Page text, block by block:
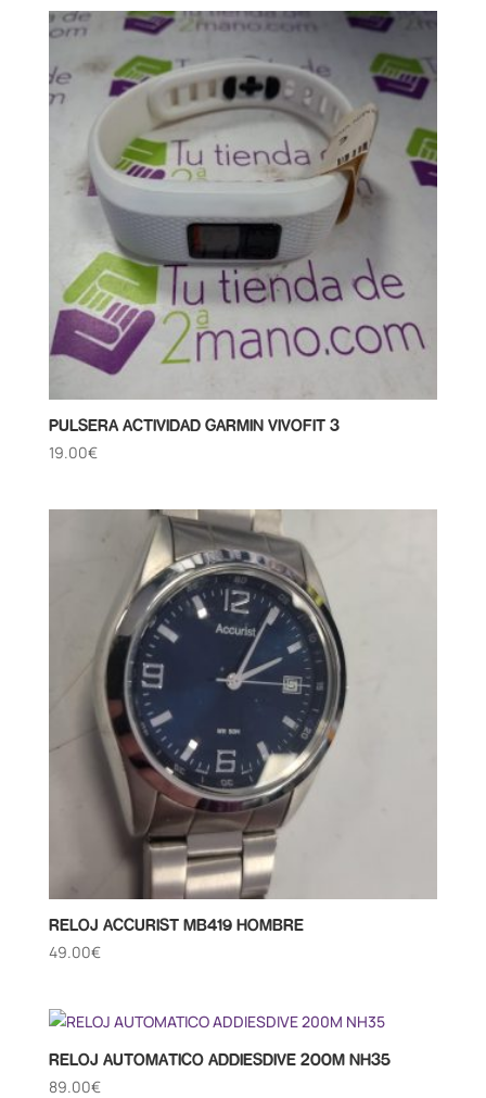
PULSERA ACTIVIDAD GARMIN VIVOFIT 3
19.00€
RELOJ ACCURIST MB419 HOMBRE
49.00€
RELOJ AUTOMATICO ADDIESDIVE 200M NH35
89.00€